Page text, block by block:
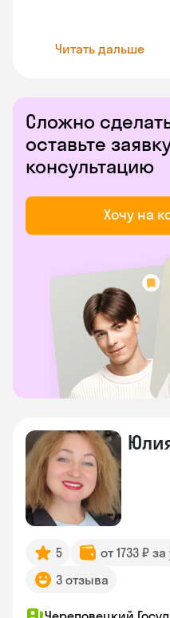
Читать дальше
Сложно
оставьте
консультацию
Хочу на
5 от 1733 ₽
3 отзыва